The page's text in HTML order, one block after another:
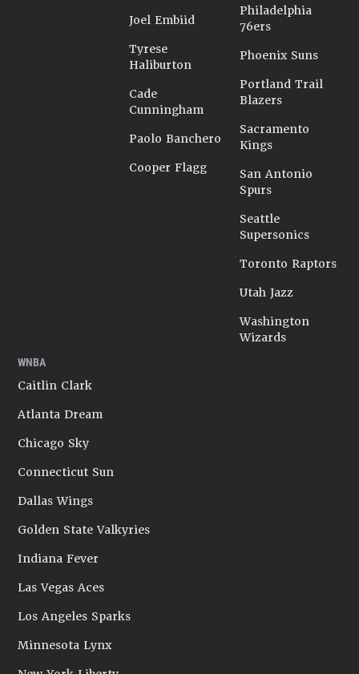
Joel Embiid
Tyrese
Haliburton
Cade
Cunningham
Paolo Banchero
Cooper Flagg
Philadelphia
76ers
Phoenix Suns
Portland Trail
Blazers
Sacramento
Kings
San Antonio
Spurs
Seattle
Supersonics
Toronto Raptors
Utah Jazz
Washington
Wizards
WNBA
Caitlin Clark
Atlanta Dream
Chicago Sky
Connecticut Sun
Dallas Wings
Golden State Valkyries
Indiana Fever
Las Vegas Aces
Los Angeles Sparks
Minnesota Lynx